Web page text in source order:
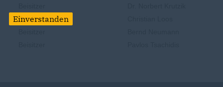
Beisitzer
Einverstanden